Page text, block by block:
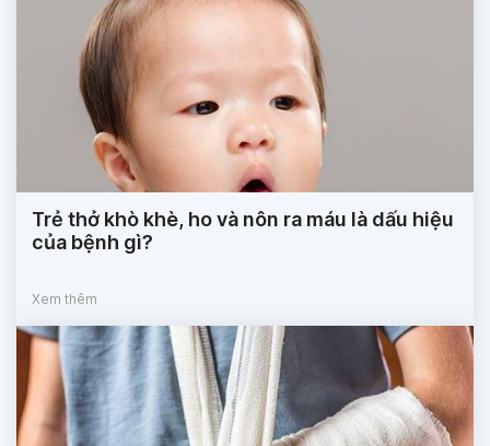
Trẻ thở khò khè, ho và nôn ra máu là dấu hiệu
của bệnh gì?
Xem thêm